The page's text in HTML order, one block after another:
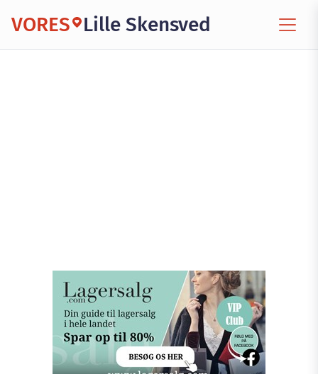
VORES Lille Skensved